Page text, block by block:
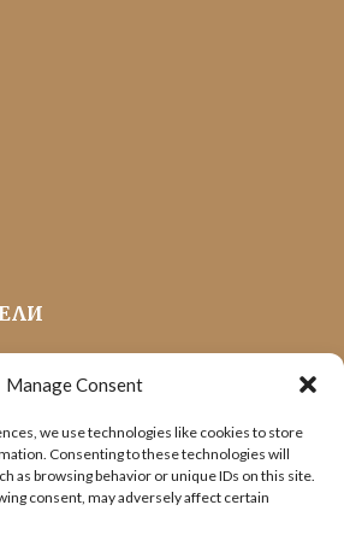
Manage Consent
we use technologies like cookies to store
Consenting to these technologies will
as browsing behavior or unique IDs on this site.
consent, may adversely affect certain